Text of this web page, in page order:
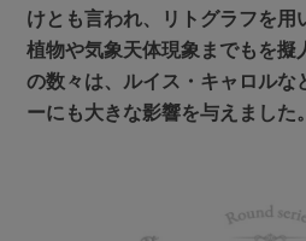
けとも言われ、リトグラフを用
植物や気象天体現象までもを擬
の数々は、ルイス・キャロルな
ーにも大きな影響を与えました。